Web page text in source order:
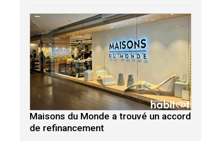
Maisons du Monde a trouvé un accord
de refinancement